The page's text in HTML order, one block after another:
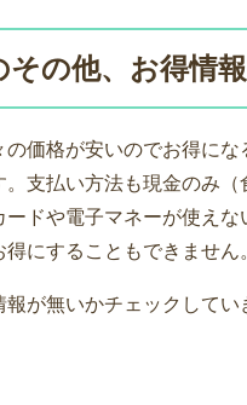
その他、お得情報
の価格が安いのでお得に
支払い方法も現金のみ（
ードや電子マネーが使え
にすることもできません
が無いかチェックしてい